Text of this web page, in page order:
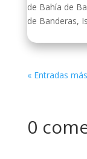
de Bahía de
de Banderas,
« Entradas
0